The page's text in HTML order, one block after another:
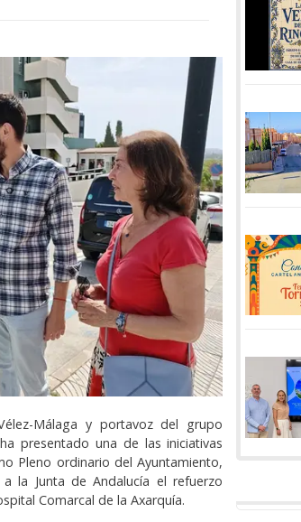
Málaga y portavoz del grupo
presentado una de las iniciativas
Pleno ordinario del Ayuntamiento,
la Junta de Andalucía el refuerzo
Comarcal de la Axarquía.